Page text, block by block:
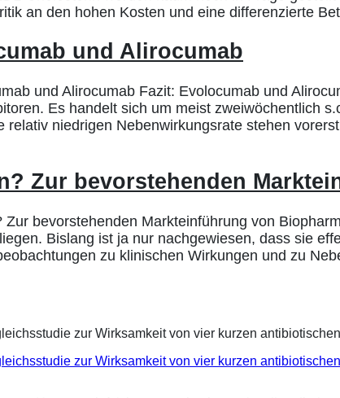
an den hohen Kosten und eine differenzierte
und Alirocumab
und Alirocumab Fazit: Evolocumab und
Es handelt sich um meist zweiwöchentlich
niedrigen Nebenwirkungsrate stehen
Zur bevorstehenden
bevorstehenden Markteinführung von
Bislang ist ja nur nachgewiesen, dass sie
zu klinischen Wirkungen und zu
zur Wirksamkeit von vier kurzen